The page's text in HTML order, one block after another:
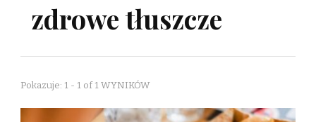
zdrowe tłuszcze
Pokazuje: 1 - 1 of 1 WYNIKÓW